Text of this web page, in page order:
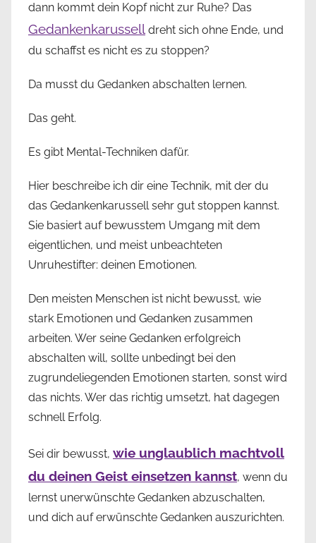
dann kommt dein Kopf nicht zur Ruhe? Das
Gedankenkarussell dreht sich ohne Ende, und
du schaffst es nicht es zu stoppen?
Da musst du Gedanken abschalten lernen.
Das geht.
Es gibt Mental-Techniken dafür.
Hier beschreibe ich dir eine Technik, mit der du
das Gedankenkarussell sehr gut stoppen kannst.
Sie basiert auf bewusstem Umgang mit dem
eigentlichen, und meist unbeachteten
Unruhestifter: deinen Emotionen.
Den meisten Menschen ist nicht bewusst, wie
stark Emotionen und Gedanken zusammen
arbeiten. Wer seine Gedanken erfolgreich
abschalten will, sollte unbedingt bei den
zugrundeliegenden Emotionen starten, sonst wird
das nichts. Wer das richtig umsetzt, hat dagegen
schnell Erfolg.
Sei dir bewusst, wie unglaublich machtvoll
du deinen Geist einsetzen kannst, wenn du
lernst unerwünschte Gedanken abzuschalten,
und dich auf erwünschte Gedanken auszurichten.